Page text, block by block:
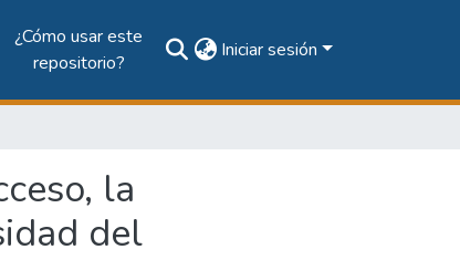
¿Cómo usar este
repositorio?
Iniciar sesión
la
del